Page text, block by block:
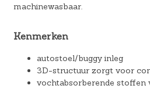
machinewasbaar.
Kenmerken
autostoel/buggy inleg
3D-structuur zorgt voor
vochtabsorberende stoffen